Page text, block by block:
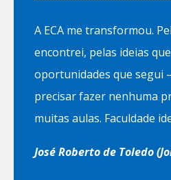
A ECA me transformou.
encontrei, pelas ideias
oportunidades que segui
precisar fazer nenhuma
muitas aulas. Faculdade
José Roberto de Toledo